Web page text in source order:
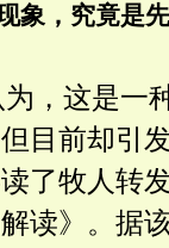
象，究竟是
，这是一
目前却引
了牧人转
读》。据